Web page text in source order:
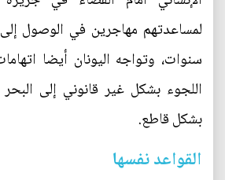
لمساعدتهم مهاجرين في الوصول
سنوات، وتواجه اليونان أيضا
اللجوء بشكل غير قانوني إلى البحر
بشكل قاطع.
القواعد نفسها